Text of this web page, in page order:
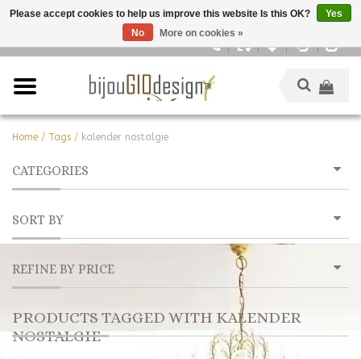
Home / Tags / kalender nostalgie
CATEGORIES
SORT BY
REFINE BY PRICE
PRODUCTS TAGGED WITH KALENDER
NOSTALGIE
Please accept cookies to help us improve this website Is this OK?
Yes
No
More on cookies »